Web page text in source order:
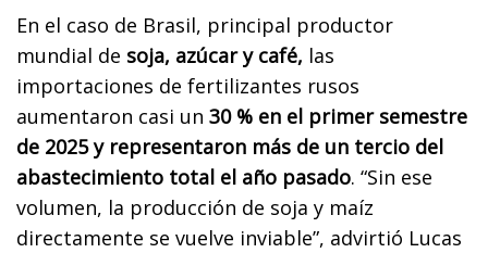
En el caso de Brasil, principal productor
mundial de soja, azúcar y café, las
importaciones de fertilizantes rusos
aumentaron casi un 30 % en el primer semestre
de 2025 y representaron más de un tercio del
abastecimiento total el año pasado. “Sin ese
volumen, la producción de soja y maíz
directamente se vuelve inviable”, advirtió Lucas